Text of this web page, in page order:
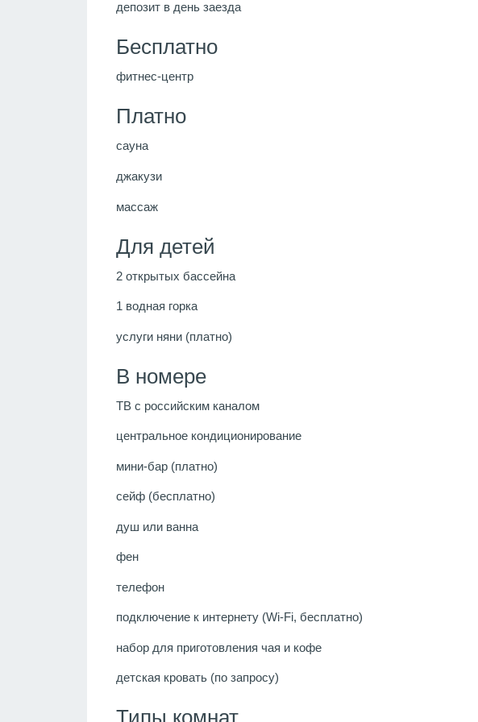
депозит в день заезда
Бесплатно
фитнес-центр
Платно
сауна
джакузи
массаж
Для детей
2 открытых бассейна
1 водная горка
услуги няни (платно)
В номере
ТВ с российским каналом
центральное кондиционирование
мини-бар (платно)
сейф (бесплатно)
душ или ванна
фен
телефон
подключение к интернету (Wi-Fi, бесплатно)
набор для приготовления чая и кофе
детская кровать (по запросу)
Типы комнат